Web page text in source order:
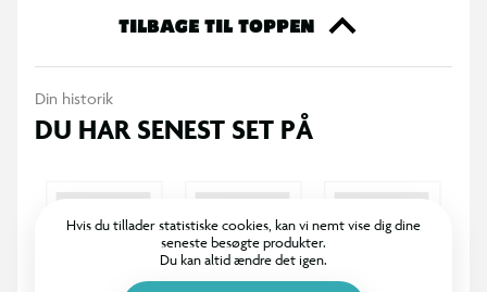
TILBAGE TIL TOPPEN
Din historik
DU HAR SENEST SET PÅ
Hvis du tillader statistiske cookies, kan vi nemt vise dig dine
seneste besøgte produkter.
Du kan altid ændre det igen.